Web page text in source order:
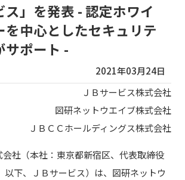
ス」を発表 - 認定ホワイ
を中心としたセキュリテ
サポート -
2021年03月24日
ＪＢサービス株式会社
図研ネットウエイブ株式会社
ＪＢＣＣホールディングス株式会社
会社（本社：東京都新宿区、代表取締役
以下、ＪＢサービス）は、図研ネットウ